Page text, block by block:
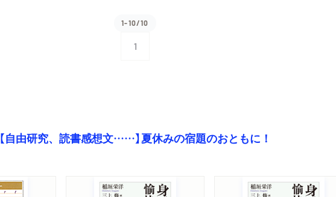
1-10/10
1
【自由研究、読書感想文……】夏休みの宿題のおともに！